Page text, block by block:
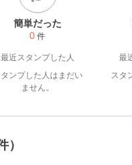
簡単だった
0 件
最近スタンプした人
ンプした人はまだい
ません。
最
スタ
）